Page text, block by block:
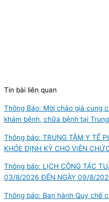
Tin bài liên quan
Thông Báo: Mời chào giá cung
khám bệnh, chữa bệnh tại
Thông báo: TRUNG TÂM Y TẾ
KHỎE ĐỊNH KỲ CHO VIÊN
Thông báo: LỊCH CÔNG TÁC
03/8/2026 ĐẾN NGÀY 09/8/
Thông báo: Ban hành Quy chế